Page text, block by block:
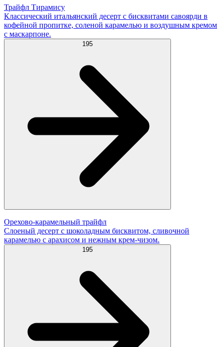
Трайфл Тирамису
Классический итальянский десерт с бисквитами савоярди в
кофейной пропитке, соленой карамелью и воздушным кремом
с маскарпоне.
195
Орехово-карамельный трайфл
Слоеный десерт с шоколадным бисквитом, сливочной
карамелью с арахисом и нежным крем-чизом.
195